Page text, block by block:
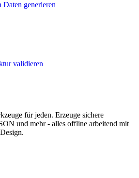
Daten generieren
validieren
für jeden. Erzeuge sichere
und mehr - alles offline arbeitend mit